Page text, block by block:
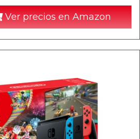
Ver precios en Amazon